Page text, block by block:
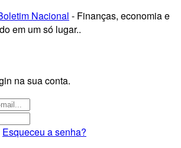
Nacional - Finanças, economia e
em um só lugar..
na sua conta.
Esqueceu a senha?